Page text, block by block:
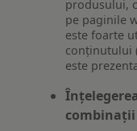
produsului,
pe paginile
este foarte
conținutului
este
combinații